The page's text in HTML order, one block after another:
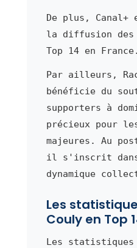
De plus, Canal+
la diffusion des
Top 14 en France.
Par ailleurs,
bénéficie du
supporters à
précieux pour
majeures. Au
il s'inscrit
dynamique
Les
Couly en Top
Les statistiques